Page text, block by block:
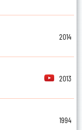
2014
2013
1994